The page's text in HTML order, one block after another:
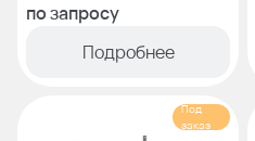
по запросу
Подробнее
Под
заказ